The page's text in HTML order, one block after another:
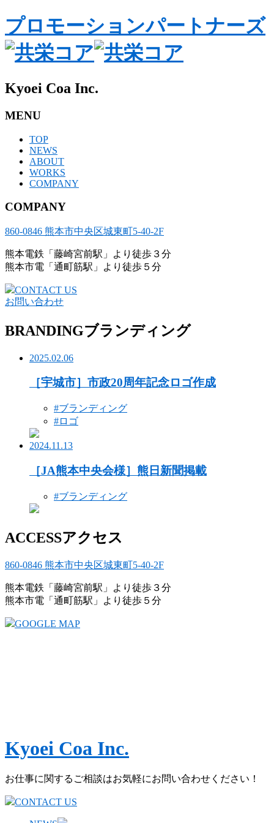
プロモーションパートナーズ
Kyoei Coa Inc.
MENU
TOP
NEWS
ABOUT
WORKS
COMPANY
COMPANY
860-0846 熊本市中央区城東町5-40-2F
熊本電鉄「藤崎宮前駅」より徒歩３分
熊本市電「通町筋駅」より徒歩５分
CONTACT US
お問い合わせ
BRANDINGブランディング
2025.02.06
［宇城市］市政20周年記念ロゴ作成
#ブランディング
#ロゴ
2024.11.13
［JA熊本中央会様］熊日新聞掲載
#ブランディング
ACCESSアクセス
860-0846 熊本市中央区城東町5-40-2F
熊本電鉄「藤崎宮前駅」より徒歩３分
熊本市電「通町筋駅」より徒歩５分
GOOGLE MAP
Kyoei Coa Inc.
お仕事に関するご相談はお気軽にお問い合わせください！
CONTACT US